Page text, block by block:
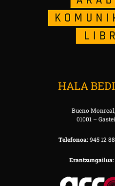
HALA
Bueno
01001 –
Telefonoa:945 12
Erantzungailua: